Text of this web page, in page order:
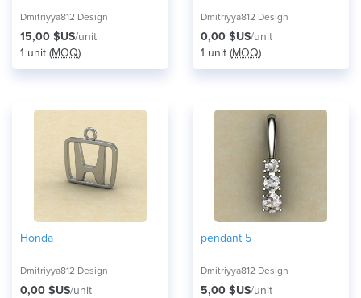
Dmitriyya812 Design
15,00 $US/unit
1 unit (MOQ)
Dmitriyya812 Design
0,00 $US/unit
1 unit (MOQ)
Honda
Dmitriyya812 Design
0,00 $US/unit
pendant 5
Dmitriyya812 Design
5,00 $US/unit